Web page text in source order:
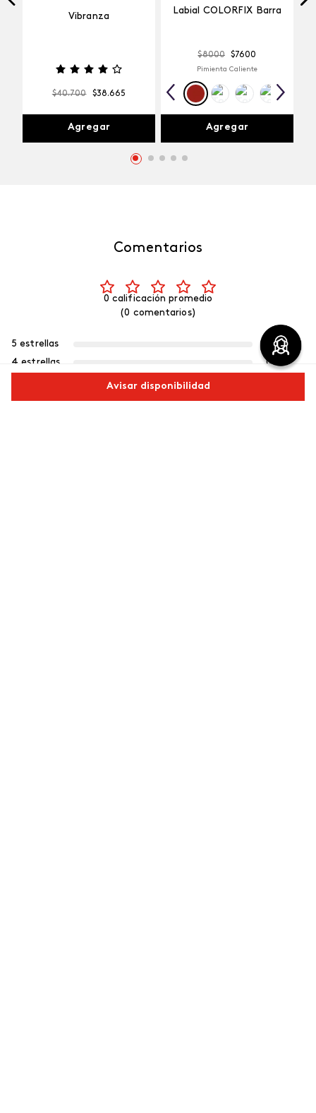
Avisar disponibilidad
Vibranza
$40.700 $38.665
Agregar
Labial COLORFIX Barra
$8000 $7600
Pimienta Caliente
Agregar
Comentarios
0 calificación promedio
(0 comentarios)
5 estrellas
0%
4 estrellas
0%
2 estrellas
0%